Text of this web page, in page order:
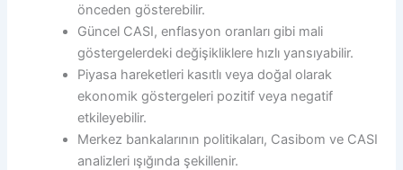
önceden gösterebilir.
Güncel CASI, enflasyon oranları gibi mali
göstergelerdeki değişikliklere hızlı yansıyabilir.
Piyasa hareketleri kasıtlı veya doğal olarak
ekonomik göstergeleri pozitif veya negatif
etkileyebilir.
Merkez bankalarının politikaları, Casibom ve CASI
analizleri ışığında şekillenir.